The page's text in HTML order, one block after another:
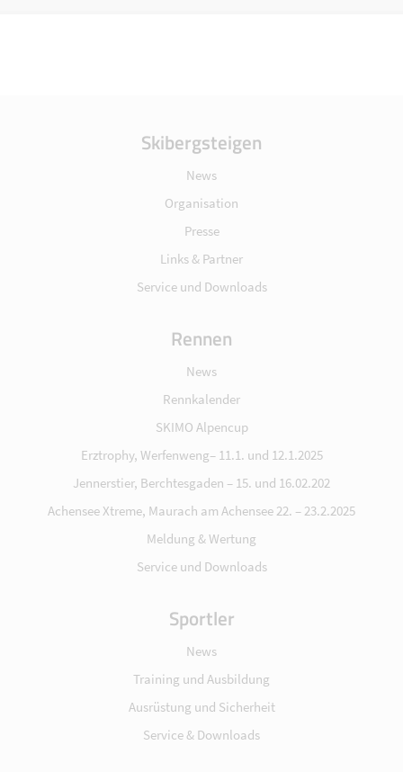
Skibergsteigen
News
Organisation
Presse
Links & Partner
Service und Downloads
Rennen
News
Rennkalender
SKIMO Alpencup
Erztrophy, Werfenweng– 11.1. und 12.1.2025
Jennerstier, Berchtesgaden – 15. und 16.02.202
Achensee Xtreme, Maurach am Achensee 22. – 23.2.2025
Meldung & Wertung
Service und Downloads
Sportler
News
Training und Ausbildung
Ausrüstung und Sicherheit
Service & Downloads